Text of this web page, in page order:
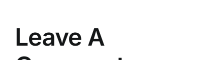
Leave A